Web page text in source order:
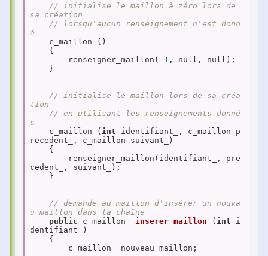
// initialise le maillon à zéro lors de
sa création
// lorsqu'aucun renseignement n'est donn
é
c_maillon ()
{
renseigner_maillon( -1 , null, null);
}
// initialise le maillon lors de sa créa
tion
// en utilisant les renseignements donné
s
c_maillon ( int identifiant_, c_maillon p
recedent_, c_maillon suivant_)
{
renseigner_maillon(identifiant_, pre
cedent_, suivant_);
}
// demande au maillon d'insérer un nouva
u maillon dans la chaîne
public c_maillon inserer_maillon ( int i
dentifiant_)
{
c_maillon  nouveau_maillon;